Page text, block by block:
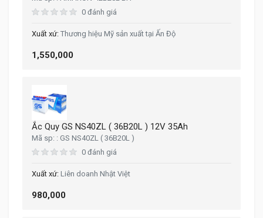
0 đánh giá
Thương hiệu Mỹ sản xuất tại Ấn Độ
1,550,000
Ắc Quy GS NS40ZL ( 36B20L ) 12V 35Ah
GS NS40ZL ( 36B20L )
0 đánh giá
Liên doanh Nhật Việt
980,000